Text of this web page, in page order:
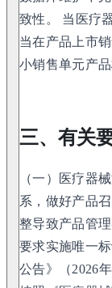
致性。 当医疗
当在产品上市
小销售单元产
三、有关
（一）医疗器
系，做好产品
整导致产品管
要求实施唯一
公告》（2026